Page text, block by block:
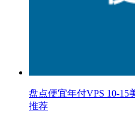
盘点便宜年付VPS 10-15
推荐